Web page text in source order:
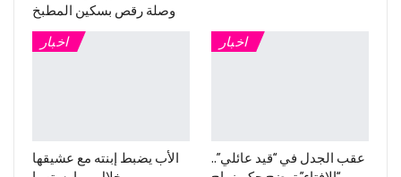
وصلة رقص بسكين المطبخ
اخبار
الأب يضبط إبنته مع عشيقها
اخبار
عقب الجدل في “قيد عائلي”..